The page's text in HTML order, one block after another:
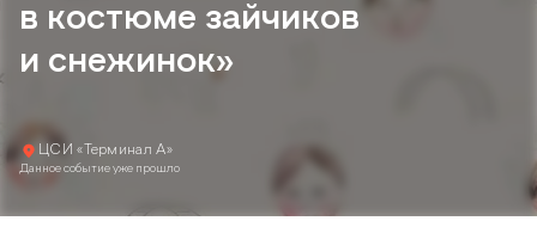
в костюме зайчиков
и снежинок»
ЦСИ «Терминал А»
Данное событие уже прошло